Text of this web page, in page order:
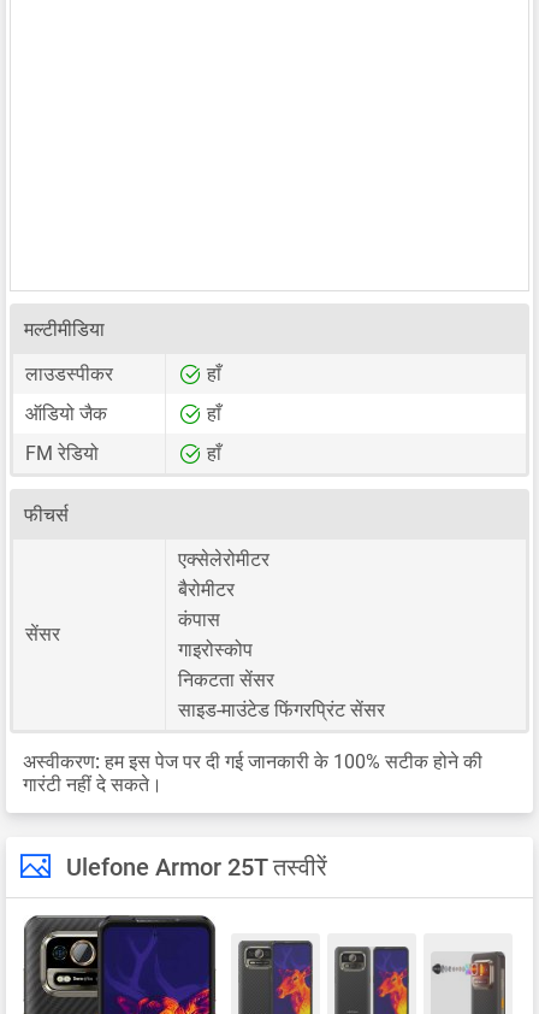
मल्टीमीडिया
लाउडस्पीकर
हाँ
ऑडियो जैक
हाँ
FM रेडियो
हाँ
फीचर्स
सेंसर
एक्सेलेरोमीटर
बैरोमीटर
कंपास
गाइरोस्कोप
निकटता सेंसर
साइड-माउंटेड फिंगरप्रिंट सेंसर
अस्वीकरण: हम इस पेज पर दी गई जानकारी के 100% सटीक होने की
गारंटी नहीं दे सकते।
Ulefone Armor 25T तस्वीरें